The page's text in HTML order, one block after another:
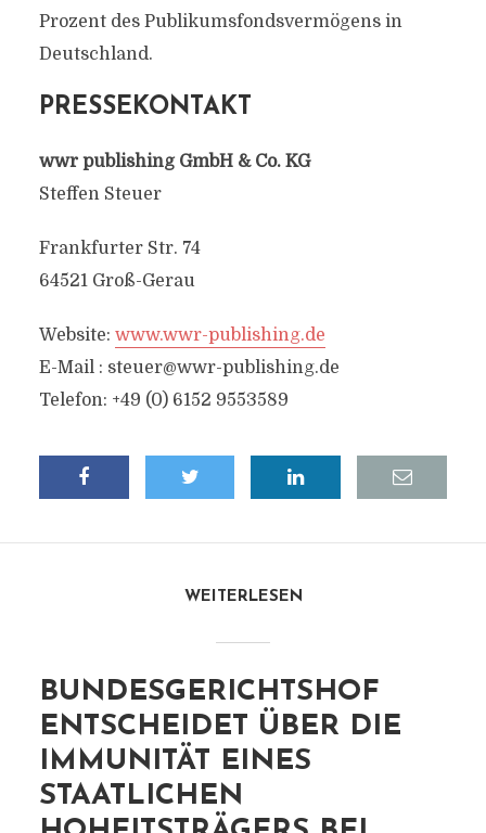
Prozent des Publikumsfondsvermögens in
Deutschland.
PRESSEKONTAKT
wwr publishing GmbH & Co. KG
Steffen Steuer
Frankfurter Str. 74
64521 Groß-Gerau
Website: www.wwr-publishing.de
E-Mail : steuer@wwr-publishing.de
Telefon: +49 (0) 6152 9553589
WEITERLESEN
BUNDESGERICHTSHOF
ENTSCHEIDET ÜBER DIE
IMMUNITÄT EINES
STAATLICHEN